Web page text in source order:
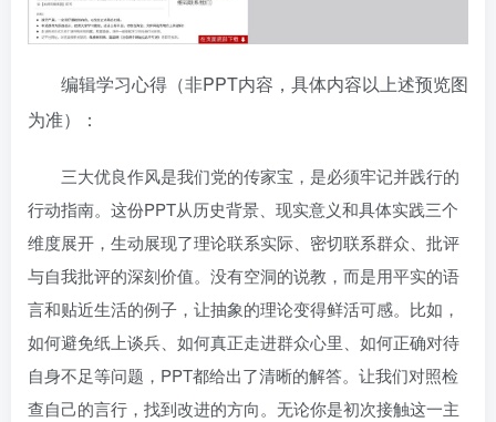
编辑学习心得（非PPT内容，具体内容以上述预览图
为准）：
三大优良作风是我们党的传家宝，是必须牢记并践行的
行动指南。这份PPT从历史背景、现实意义和具体实践三个
维度展开，生动展现了理论联系实际、密切联系群众、批评
与自我批评的深刻价值。没有空洞的说教，而是用平实的语
言和贴近生活的例子，让抽象的理论变得鲜活可感。比如，
如何避免纸上谈兵、如何真正走进群众心里、如何正确对待
自身不足等问题，PPT都给出了清晰的解答。让我们对照检
查自己的言行，找到改进的方向。无论你是初次接触这一主